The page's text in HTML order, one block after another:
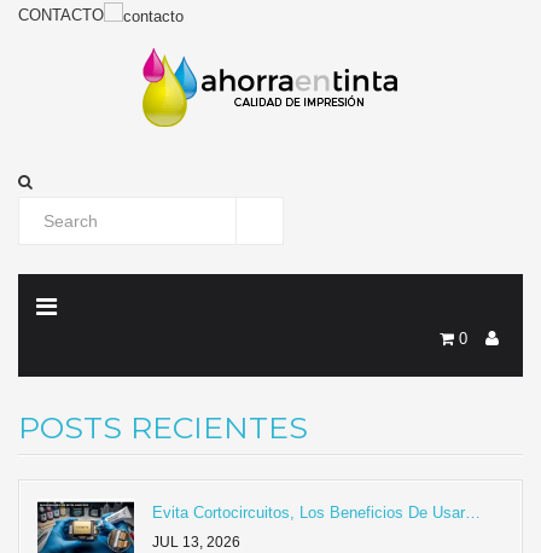
CONTACTO
0
POSTS RECIENTES
Evita Cortocircuitos, Los Beneficios De Usar
Sellador Impermeable En Tus Cabezales Epson
JUL 13, 2026